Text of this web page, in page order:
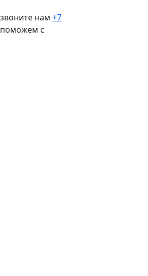
нам +7
с